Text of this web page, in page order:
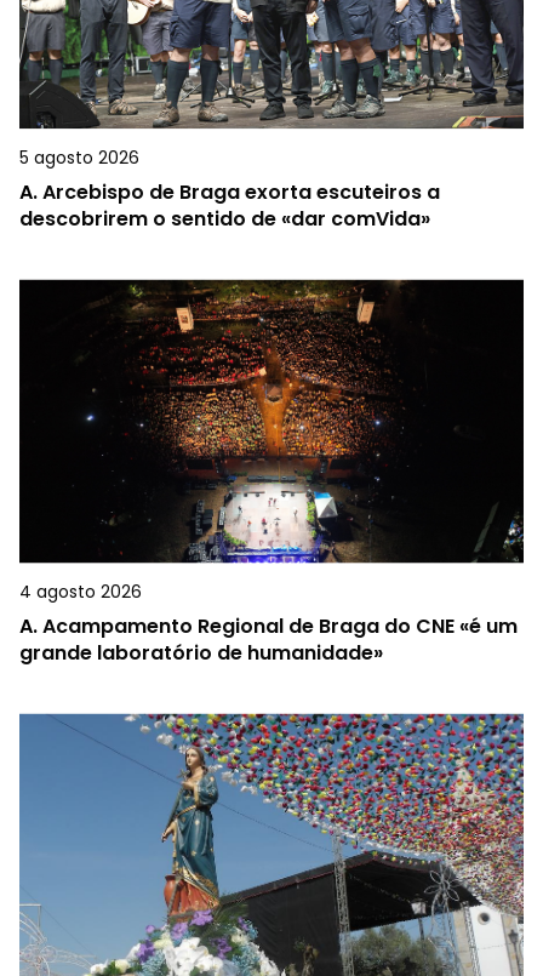
5 agosto 2026
A.Arcebispo de Braga exorta escuteiros a
descobrirem o sentido de «dar comVida»
4 agosto 2026
A.Acampamento Regional de Braga do CNE «é um
grande laboratório de humanidade»